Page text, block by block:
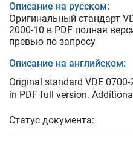
Описание на русском:
Оригинальный стандарт
2000-10 в PDF полная
превью по запросу
Описание на английском:
Original standard VDE
in PDF full version.
Статус документа: